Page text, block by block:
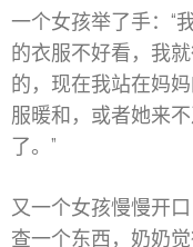
一个女孩举了手：“
的衣服不好看，我
的，现在我站在妈
服暖和，或者她来
了。”
又一个女孩慢慢开
查一个东西，奶奶